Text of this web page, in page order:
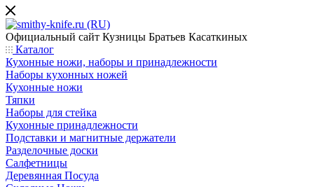
Официальный сайт Кузницы Братьев Касаткиных
Каталог
Кухонные ножи, наборы и принадлежности
Наборы кухонных ножей
Кухонные ножи
Тяпки
Наборы для стейка
Кухонные принадлежности
Подставки и магнитные держатели
Разделочные доски
Салфетницы
Деревянная Посуда